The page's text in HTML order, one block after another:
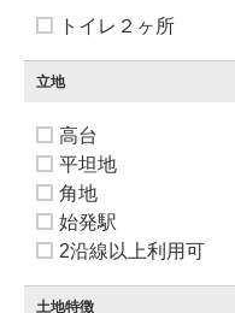
トイレ２ヶ所
立地
高台
平坦地
角地
始発駅
2沿線以上利用可
土地特徴